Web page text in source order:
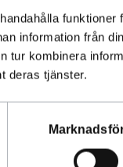
funktioner
information från
tur kombinera
deras tjänster.